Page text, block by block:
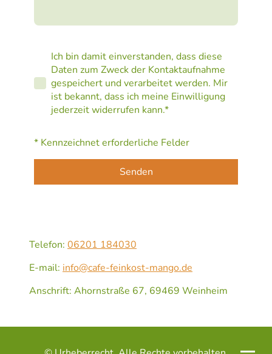
Ich bin damit einverstanden, dass diese
Daten zum Zweck der Kontaktaufnahme
gespeichert und verarbeitet werden. Mir
ist bekannt, dass ich meine Einwilligung
jederzeit widerrufen kann.*
* Kennzeichnet erforderliche Felder
Senden
Telefon: 06201 184030
E-mail: info@cafe-feinkost-mango.de
Anschrift: Ahornstraße 67, 69469 Weinheim